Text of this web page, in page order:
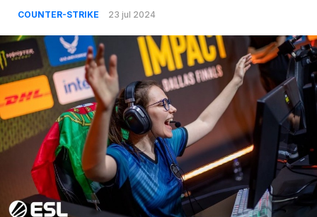
COUNTER-STRIKE 23 jul 2024